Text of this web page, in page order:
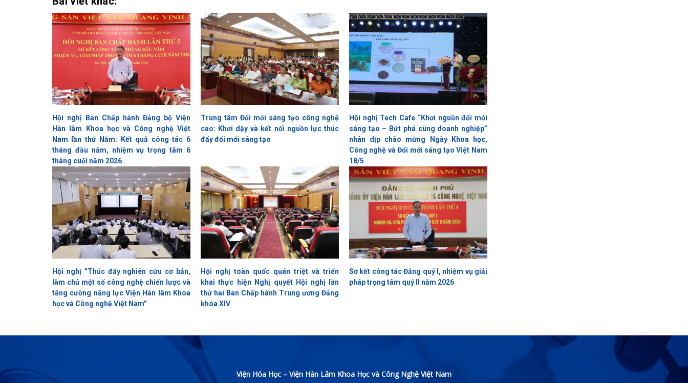
Hội nghị Ban Chấp hành Đảng bộ Viện
Hàn lâm Khoa học và Công nghệ Việt
Nam lần thứ Năm: Kết quả công tác 6
tháng đầu năm, nhiệm vụ trọng tâm 6
tháng cuối năm 2026
Trung tâm Đổi mới sáng tạo công nghệ
cao: Khơi dậy và kết nối nguồn lực thúc
đẩy đổi mới sáng tạo
Hội nghị Tech Cafe “Khơi nguồn đổi mới
sáng tạo – Bứt phá cùng doanh nghiệp”
nhân dịp chào mừng Ngày Khoa học,
Công nghệ và Đổi mới sáng tạo Việt Nam
18/5
Hội nghị “Thúc đẩy nghiên cứu cơ bản,
làm chủ một số công nghệ chiến lược và
tăng cường năng lực Viện Hàn lâm Khoa
học và Công nghệ Việt Nam”
Hội nghị toàn quốc quán triệt và triển
khai thực hiện Nghị quyết Hội nghị lần
thứ hai Ban Chấp hành Trung ương Đảng
khóa XIV
Sơ kết công tác Đảng quý I, nhiệm vụ giải
pháp trọng tâm quý II năm 2026
Viện Hóa Học – Viện Hàn Lâm Khoa Học và Công Nghệ Việt Nam